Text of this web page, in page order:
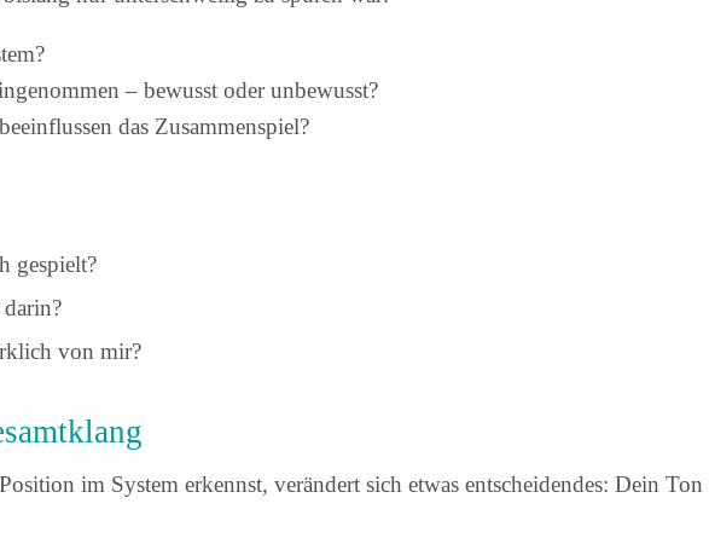
– bewusst oder unbewusst?
das Zusammenspiel?
gespielt?
von mir?
im System erkennst, verändert sich etwas entscheidendes: Dein Ton